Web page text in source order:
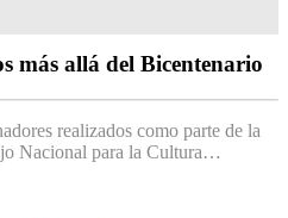
más allá del Bicentenario
realizados como parte de la
Nacional para la Cultura…